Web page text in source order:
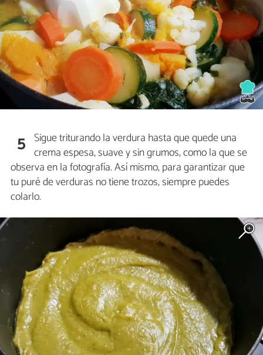
5 Sigue triturando la verdura hasta que quede una
crema espesa, suave y sin grumos, como la que se
observa en la fotografía. Así mismo, para garantizar que
tu puré de verduras no tiene trozos, siempre puedes
colarlo.